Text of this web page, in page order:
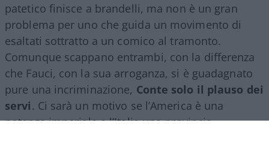
patetico finisce a brandelli, ma non è un gran
problema per uno che guida un movimento di
esaltati sottratto a un comico al tramonto.
Comunque scappano entrambi, con la differenza
che Fauci, con la sua arroganza, si è guadagnato
pure una incriminazione, Conte solo il plauso dei
servi. Ci sarà un motivo se l’America è una
potenza imperiale e l’Italia una provincia